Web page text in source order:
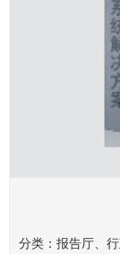
分类：报告厅、